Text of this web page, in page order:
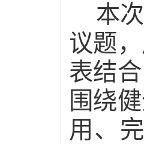
本
议题
表结
围绕
用、